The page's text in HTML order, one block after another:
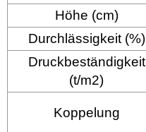
Höhe (cm)
Durchlässigkeit (%)
Druckbeständigkeit
(t/m2)
Koppelung